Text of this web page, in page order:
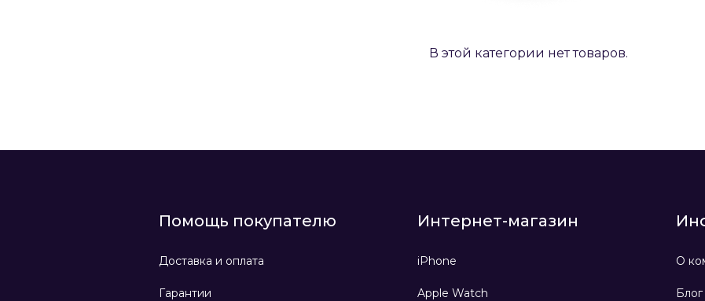
В этой категории нет товаров.
Помощь покупателю
Доставка и оплата
Гарантии
Интернет-магазин
iPhone
Apple Watch
О
Блог